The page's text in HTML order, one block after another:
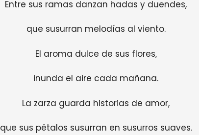
Entre sus ramas danzan hadas y duendes,
que susurran melodías al viento.
El aroma dulce de sus flores,
inunda el aire cada mañana.
La zarza guarda historias de amor,
que sus pétalos susurran en susurros suaves.